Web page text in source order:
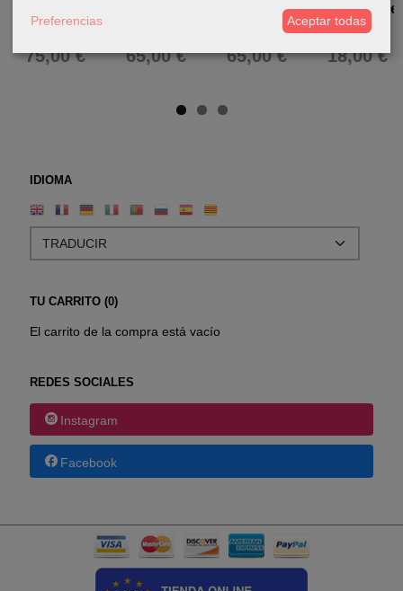
IDIOMA
TU CARRITO (0)
El carrito de la compra está vacío
REDES SOCIALES
Instagram
Facebook
resina
75,00 € 65,00 €
Ganesha de
65,00 €
Ganesha de
resina
18,00 €
Preferencias Aceptar todas